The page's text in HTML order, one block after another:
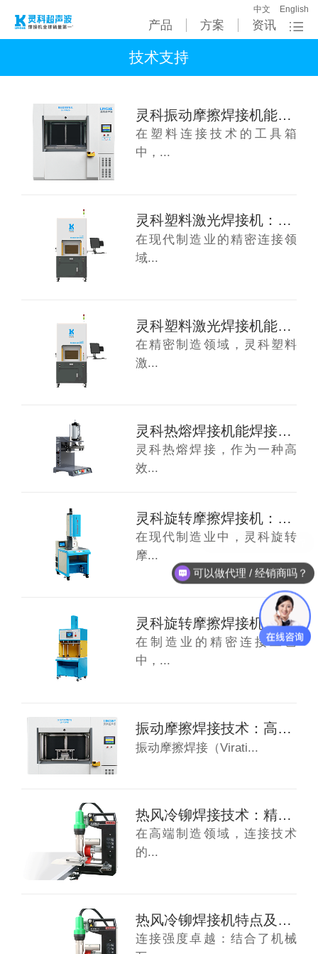
产品 方案 资讯
中文 English
技术支持
灵科振动摩擦焊接机能焊接哪些产品呢？
在塑料连接技术的工具箱
中，...
灵科塑料激光焊接机：从汽车精密件到医疗耗材...
在现代制造业的精密连接领
域...
灵科塑料激光焊接机能焊接哪些产品呢？
在精密制造领域，灵科塑料
激...
灵科热熔焊接机能焊接哪些产品呢？
灵科热熔焊接，作为一种高
效...
灵科旋转摩擦焊接机：从日用品到工业件，哪些...
在现代制造业中，灵科旋转
摩...
灵科旋转摩擦焊接机能焊接哪些产品呢？
在制造业的精密连接工艺
中，...
振动摩擦焊接技术：高效连接热塑性材料的先进...
振动摩擦焊接（Virati...
热风冷铆焊接技术：精密连接的新范式
在高端制造领域，连接技术
的...
热风冷铆焊接机特点及适用范围
连接强度卓越：结合了机械
可以做代理 / 经销商吗？